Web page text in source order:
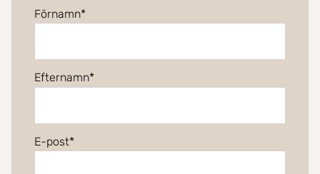
Förnamn
Efternamn
E-post